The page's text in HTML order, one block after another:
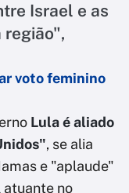
Israel e as
região",
voto feminino
Lula é aliado
, se alia
e "aplaude"
atuante no